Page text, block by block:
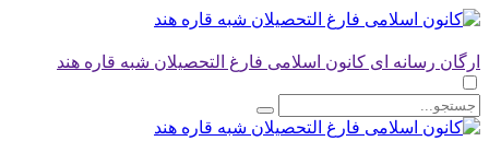
ارگان رسانه ای کانون اسلامی فارغ التحصیلان شبه قاره هند